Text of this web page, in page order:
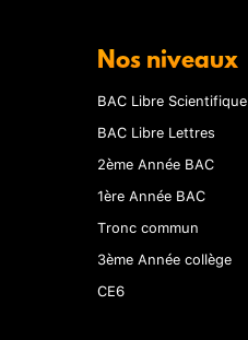
Nos niveaux
BAC Libre Scientifique
BAC Libre Lettres
2ème Année BAC
1ère Année BAC
Tronc commun
3ème Année collège
CE6